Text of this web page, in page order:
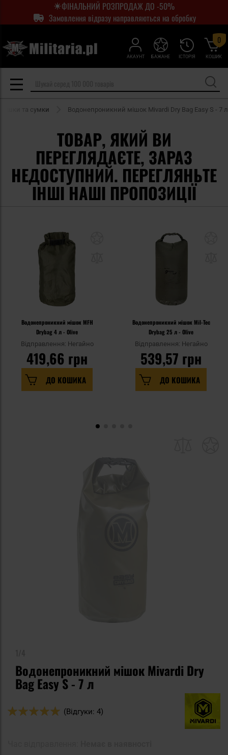
ФІНАЛЬНИЙ РОЗПРОДАЖ ДО -50%
Замовлення відразу направляються на обробку
АКАУНТ ІСТОРІЯ
БАЖАНЕ КОШИК
0
та сумки Водонепроникний мішок Mivardi Dry Bag Easy S - 7 л
ТОВАР, ЯКИЙ ВИ
ПЕРЕГЛЯДАЄТЕ, ЗАРАЗ
НЕДОСТУПНИЙ. ПЕРЕГЛЯНЬТЕ
ІНШІ НАШІ ПРОПОЗИЦІЇ
Водонепроникний мішок MFH
Drybag 4 л - Olive
Відправлення: Негайно
419,66 грн
ДО КОШИКА
Водонепроникний мішок Mil-Tec
Drybag 25 л - Olive
Відправлення: Негайно
539,57 грн
ДО КОШИКА
Водонепроникний мішок Mivardi Dry
Bag Easy S - 7 л
Оцінка:
(Відгуки: 4)